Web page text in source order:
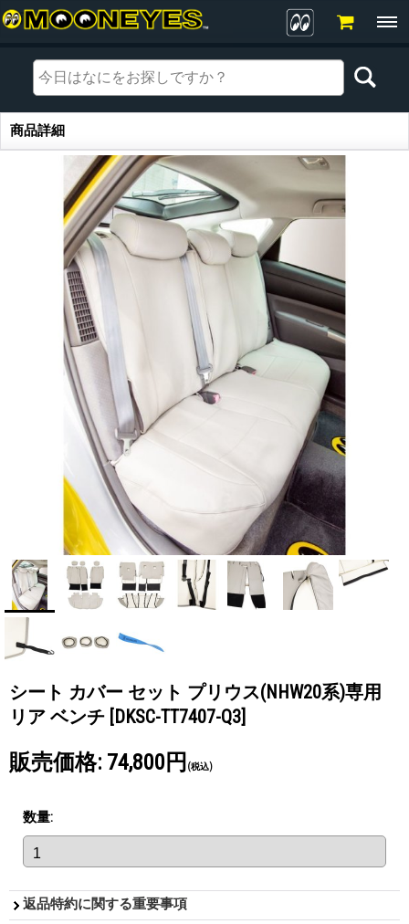
商品詳細
商品詳細
シート カバー セット プリウス(NHW20系)専用
リア ベンチ [DKSC-TT7407-Q3]
販売価格: 74,800円 (税込)
数量:
返品特約に関する重要事項